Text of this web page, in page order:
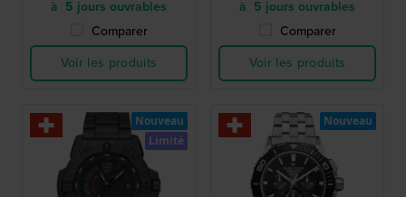
à 5 jours ouvrables
Comparer
Voir les produits
à 5 jours ouvrables
Comparer
Voir les produits
Nouveau
Limité
Nouveau